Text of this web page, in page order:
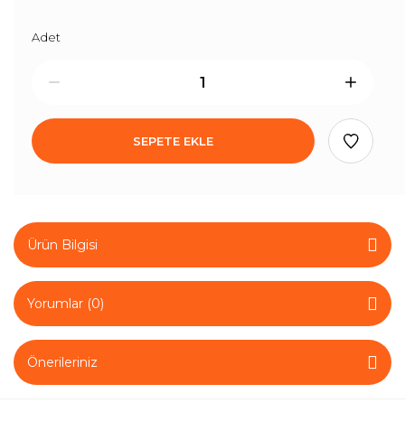
Adet
SEPETE EKLE
Ürün Bilgisi
Yorumlar (0)
Önerileriniz